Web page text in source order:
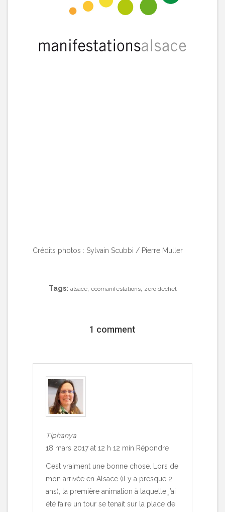
Crédits photos : Sylvain Scubbi / Pierre Muller
Tags: alsace, ecomanifestations, zero dechet
1 comment
Tiphanya
18 mars 2017 at 12 h 12 min Répondre
C’est vraiment une bonne chose. Lors de
mon arrivée en Alsace (il y a presque 2
ans), la première animation à laquelle j’ai
été faire un tour se tenait sur la place de